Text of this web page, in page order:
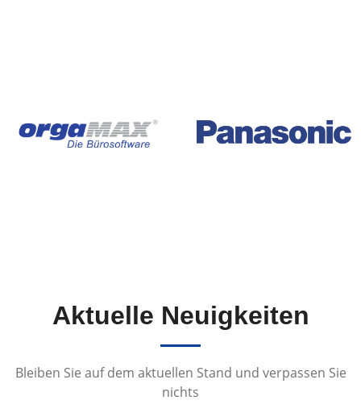
Aktuelle Neuigkeiten
Bleiben Sie auf dem aktuellen Stand und verpassen Sie
nichts